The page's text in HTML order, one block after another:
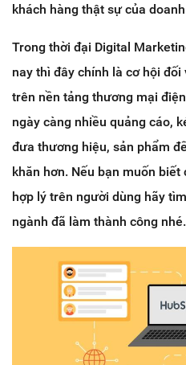
khách hàng thật sự của
Trong thời đại Digital
nay thì đây chính là cơ hội
trên nền tảng thương mại
ngày càng nhiều quảng cáo,
đưa thương hiệu, sản phẩm
khăn hơn. Nếu bạn muốn
hợp lý trên người dùng hãy
ngành đã làm thành công nhé.